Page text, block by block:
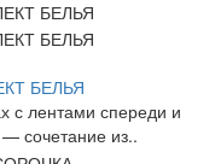
БЕЛЬЯ
с лентами спереди и
— сочетание из..